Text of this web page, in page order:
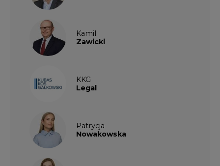
Kamil
Zawicki
KKG
Legal
Patrycja
Nowakowska